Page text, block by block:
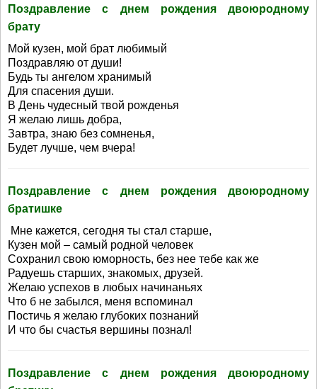
Поздравление с днем рождения двоюродному
брату
Мой кузен, мой брат любимый
Поздравляю от души!
Будь ты ангелом хранимый
Для спасения души.
В День чудесный твой рожденья
Я желаю лишь добра,
Завтра, знаю без сомненья,
Будет лучше, чем вчера!
Поздравление с днем рождения двоюродному
братишке
Мне кажется, сегодня ты стал старше,
Кузен мой – самый родной человек
Сохранил свою юморность, без нее тебе как же
Радуешь старших, знакомых, друзей.
Желаю успехов в любых начинаньях
Что б не забылся, меня вспоминал
Постичь я желаю глубоких познаний
И что бы счастья вершины познал!
Поздравление с днем рождения двоюродному